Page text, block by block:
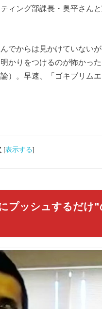
ィング部課長・奥平さん
でからは見かけていない
かりをつけるのが怖かった
）。早速、「ゴキブリム
[表示する]
プッシュするだけ